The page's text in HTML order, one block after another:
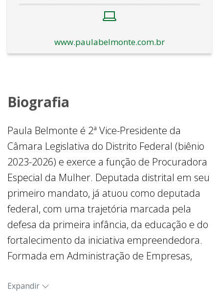
www.paulabelmonte.com.br
Biografia
Paula Belmonte é 2ª Vice-Presidente da
Câmara Legislativa do Distrito Federal (biênio
2023-2026) e exerce a função de Procuradora
Especial da Mulher. Deputada distrital em seu
primeiro mandato, já atuou como deputada
federal, com uma trajetória marcada pela
defesa da primeira infância, da educação e do
fortalecimento da iniciativa empreendedora.
Formada em Administração de Empresas,
oportunidades é caminho essencial para que
Expandir